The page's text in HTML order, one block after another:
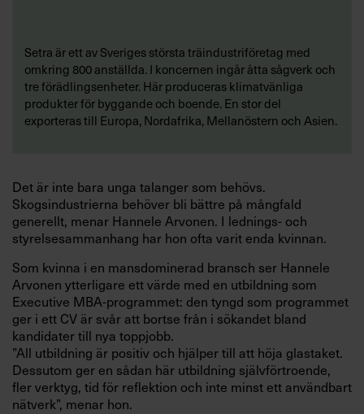
Setra är ett av Sveriges största träindustriföretag med
omkring 800 anställda. I koncernen ingår åtta sågverk och
tre förädlingsenheter. Här produceras klimatvänliga
produkter för byggande och boende. En stor del
exporteras till Europa, Nordafrika, Mellanöstern och Asien.
Det är inte bara unga talanger som behövs.
Skogsindustrierna behöver bli bättre på mångfald
generellt, menar Hannele Arvonen. I lednings- och
styrelsesammanhang har hon ofta varit enda kvinnan.
Som kvinna i en mansdominerad bransch ser Hannele
Arvonen ytterligare ett värde med en utbildning som
Executive MBA-programmet: den tyngd som programmet
ger i ett CV är svår att bortse från i sökandet bland
kandidater till nya toppjobb.
”All utbildning är positiv och hjälper till att höja glastaket.
Dessutom ger en sådan här utbildning självförtroende,
fler verktyg, tid för reflektion och inte minst ett användbart
nätverk”, menar hon.